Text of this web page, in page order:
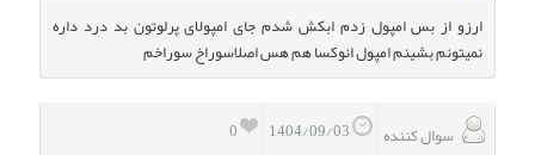
ارزو از بس امپول زدم ابکش شدم جای امپولای پرلوتون بد درد داره
نمیتونم بشینم امپول انوکسا هم هس اصلاسوراخ سوراخم
0 سوال کننده